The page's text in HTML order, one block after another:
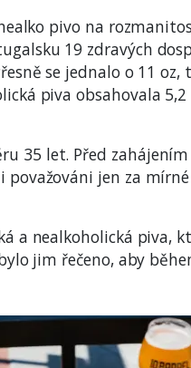
pivo na
19 zdravých
se jednalo o 11
piva obsahovala
35 let. Před
jen za
a nealkoholická piva,
jim řečeno, aby